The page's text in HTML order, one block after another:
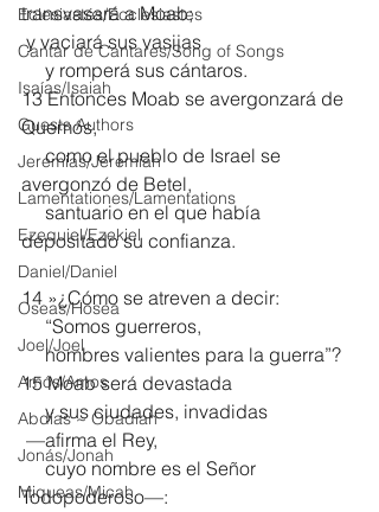
Eclesiastés/Ecclesiastes
Cantar de Cantares/Song of Songs
Isaías/Isaiah
Guests Authors
Jeremias/Jeremiah
Lamentationes/Lamentations
Ezequiel/Ezekiel
Daniel/Daniel
Oseas/Hosea
Joel/Joel
Amós/Amos
Abdías ~ Obadiah
Jonás/Jonah
Miqueas/Micah
transvasará a Moab;
y vaciará sus vasijas
     y romperá sus cántaros.
13 Entonces Moab se avergonzará de
Quemós,
     como el pueblo de Israel se
avergonzó de Betel,
     santuario en el que había
depositado su confianza.
14 »¿Cómo se atreven a decir:
     “Somos guerreros,
     hombres valientes para la guerra”?
15 Moab será devastada
     y sus ciudades, invadidas
—afirma el Rey,
     cuyo nombre es el Señor
Todopoderoso—: